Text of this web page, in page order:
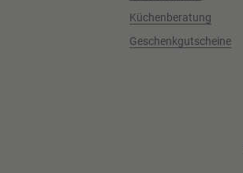
Küchenberatung
Geschenkgutscheine